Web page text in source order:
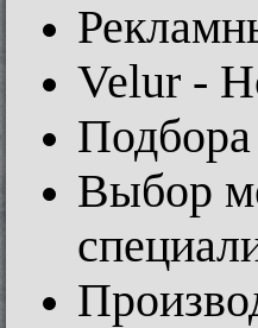
Velur -
Подбора
Выбор